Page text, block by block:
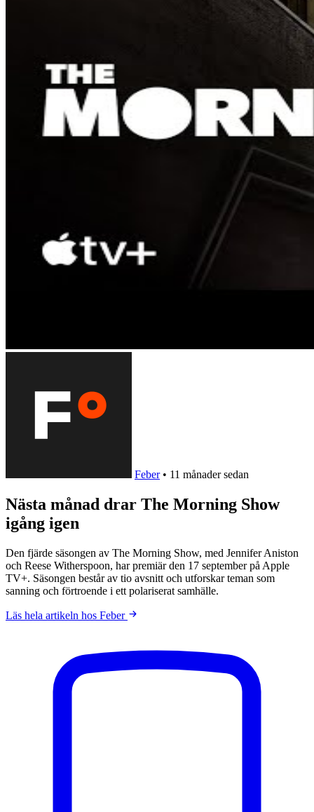
Feber • 11 månader sedan
Nästa månad drar The Morning Show
igång igen
Den fjärde säsongen av The Morning Show, med Jennifer Aniston
och Reese Witherspoon, har premiär den 17 september på Apple
TV+. Säsongen består av tio avsnitt och utforskar teman som
sanning och förtroende i ett polariserat samhälle.
Läs hela artikeln hos Feber